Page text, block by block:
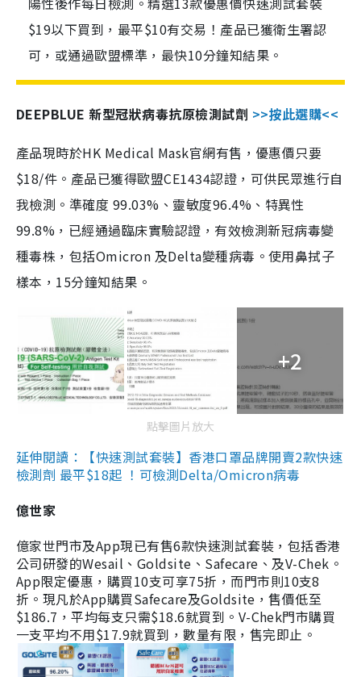
$19以下買到，最平$10有交易！產品已獲衛生署認
可，或通過歐盟標準，最快10分鐘知結果。
DEEPBLUE 新型冠狀病毒抗原檢測試劑 >>按此選購<<
產品現時於HK Medical Mask官網有售，優惠價只要
$18/件。產品已獲得歐盟CE1434認證，可供民眾進行自
我檢測。準確度 99.03%、靈敏度96.4%、特異性
99.8%，已經通過臨床實驗認證，有效檢測新冠病毒變
種毒株，包括Omicron 及Delta變種病毒。使用鼻拭子
樣本，15分鐘知結果。
+2
點擊圖片放大
延伸閱讀：【快速測試套裝】香港口罩品牌開賣2款快速
檢測劑 最平$18起 ！可檢測Delta/Omicron病毒
億世家
億家世門市及App現已有售6款快速測試套裝，包括香港
公司研發的Wesail、Goldsite、Safecare、及V-Chek。
App限定優惠，購買10支可享75折，而門市則10支8
折。現凡於App購買Safecare及Goldsite，售價低至
$186.7，平均每支只需$18.6就買到。V-Chek門市購買
一支平均不用$17.9就買到，數量有限，售完即止。